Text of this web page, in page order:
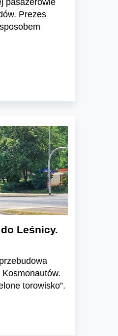
pasażerowie
Prezes
Leśnicy.
torowisko”.